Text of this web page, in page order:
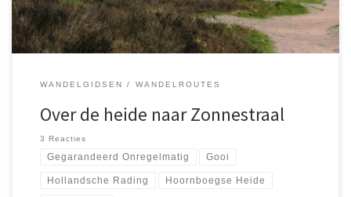
WANDELGIDSEN WANDELROUTES
Over de heide naar Zonnestraal
3 Reacties
Gegarandeerd Onregelmatig Gooi
Hollandsche Rading Hoornboegse Heide